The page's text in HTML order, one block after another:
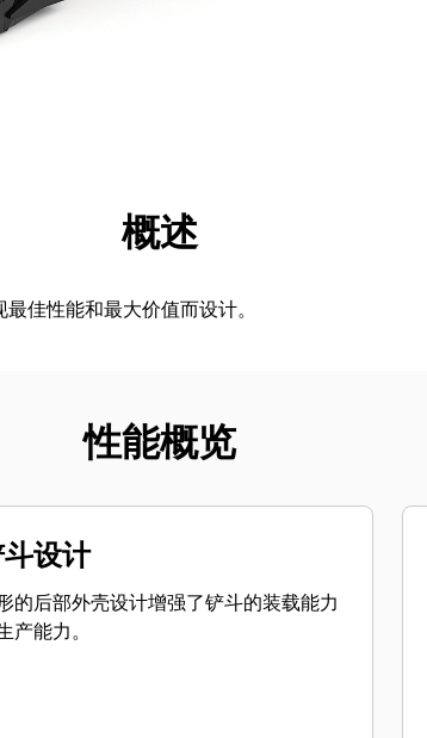
展示
概述
佳性能和最大价值而设计。
性能概览
设计
的后部外壳设计增强了铲斗的装载能力
产能力。